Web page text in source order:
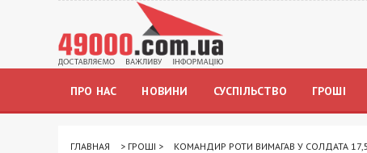
ПРО НАС НОВИНИ СУСПІЛЬСТВО ГРОШІ
ГЛАВНАЯ > ГРОШІ > КОМАНДИР РОТИ ВИМАГАВ У СОЛДАТА